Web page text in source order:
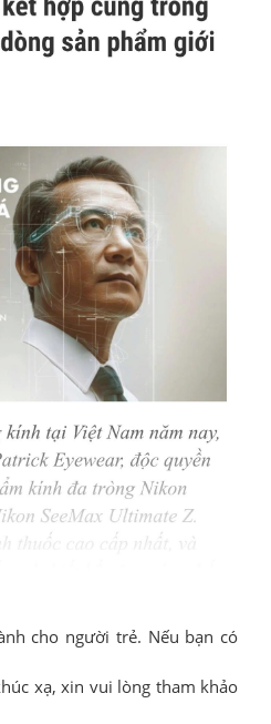
cho người trẻ. Nếu bạn có
xạ, xin vui lòng tham khảo